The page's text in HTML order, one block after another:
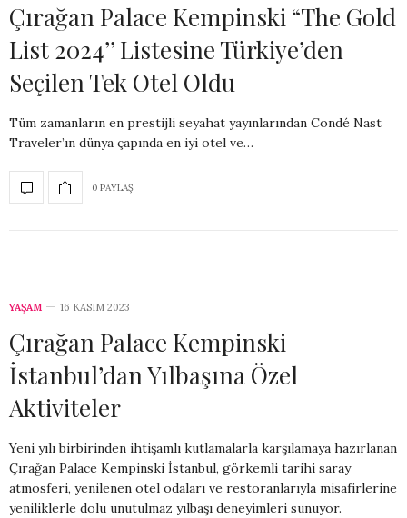
Çırağan Palace Kempinski “The Gold
List 2024’’ Listesine Türkiye’den
Seçilen Tek Otel Oldu
Tüm zamanların en prestijli seyahat yayınlarından Condé Nast
Traveler’ın dünya çapında en iyi otel ve…
0 PAYLAŞ
YAŞAM 16 KASIM 2023
Çırağan Palace Kempinski
İstanbul’dan Yılbaşına Özel
Aktiviteler
Yeni yılı birbirinden ihtişamlı kutlamalarla karşılamaya hazırlanan
Çırağan Palace Kempinski İstanbul, görkemli tarihi saray
atmosferi, yenilenen otel odaları ve restoranlarıyla misafirlerine
yeniliklerle dolu unutulmaz yılbaşı deneyimleri sunuyor.